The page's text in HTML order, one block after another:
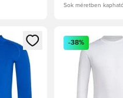
Sok méretben
a bejelentkezéshez
Megnyit egy
-38%